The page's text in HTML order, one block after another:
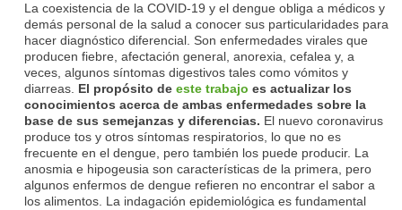
La coexistencia de la COVID-19 y el dengue obliga a médicos y
demás personal de la salud a conocer sus particularidades para
hacer diagnóstico diferencial. Son enfermedades virales que
producen fiebre, afectación general, anorexia, cefalea y, a
veces, algunos síntomas digestivos tales como vómitos y
diarreas. El propósito de este trabajo es actualizar los
conocimientos acerca de ambas enfermedades sobre la
base de sus semejanzas y diferencias. El nuevo coronavirus
produce tos y otros síntomas respiratorios, lo que no es
frecuente en el dengue, pero también los puede producir. La
anosmia e hipogeusia son características de la primera, pero
algunos enfermos de dengue refieren no encontrar el sabor a
los alimentos. La indagación epidemiológica es fundamental